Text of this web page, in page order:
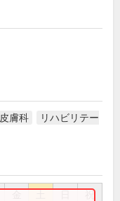
皮膚科
リハビリテー
祝